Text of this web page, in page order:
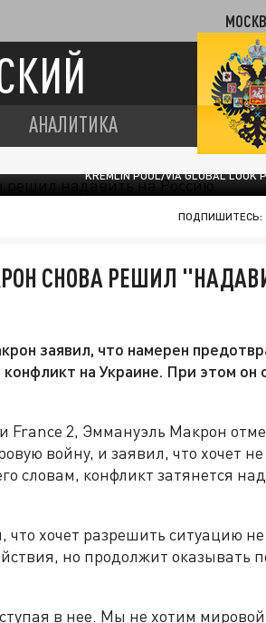
АНАЛИТИКА
KREMLIN POOL/VIA GLOBAL LOOK
ПОДПИШИТЕСЬ:
СНОВА РЕШИЛ
заявил, что намерен
на Украине. При этом он
2, Эммануэль Макрон
войну, и заявил, что хочет не
словам, конфликт затянется
хочет разрешить ситуацию
но продолжит оказывать
в нее. Мы не хотим